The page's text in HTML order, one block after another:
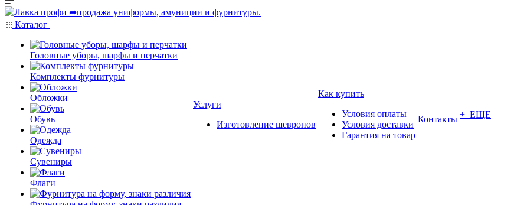
Каталог
Головные уборы, шарфы и перчатки
Комплекты фурнитуры
Обложки
Обувь
Одежда
Сувениры
Флаги
Услуги
Изготовление шевронов
Как купить
Условия оплаты
Условия доставки
Гарантия на товар
Контакты + ЕЩЕ